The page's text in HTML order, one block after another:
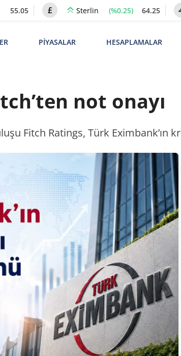
55.05 Sterlin (%0.25) 64.25
PİYASALAR HESAPLAMALAR
not onayı
Fitch Ratings, Türk Eximbank’ın